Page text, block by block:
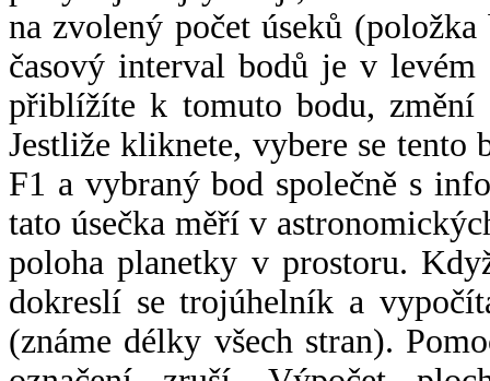
na zvolený počet úseků
časový interval bodů je v
přiblížíte k tomuto bodu,
Jestliže kliknete, vybere se tento
F1 a vybraný bod společně s
tato úsečka měří v
poloha planetky v prostoru.
dokreslí se trojúhelník a
(známe délky všech stran).